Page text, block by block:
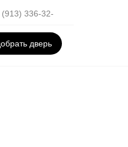
(913) 336-32-
дверь